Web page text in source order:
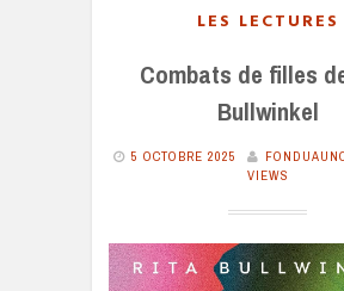
LES LECTURES
Combats de filles
Bullwinkel
5 OCTOBRE 2025
VIEWS